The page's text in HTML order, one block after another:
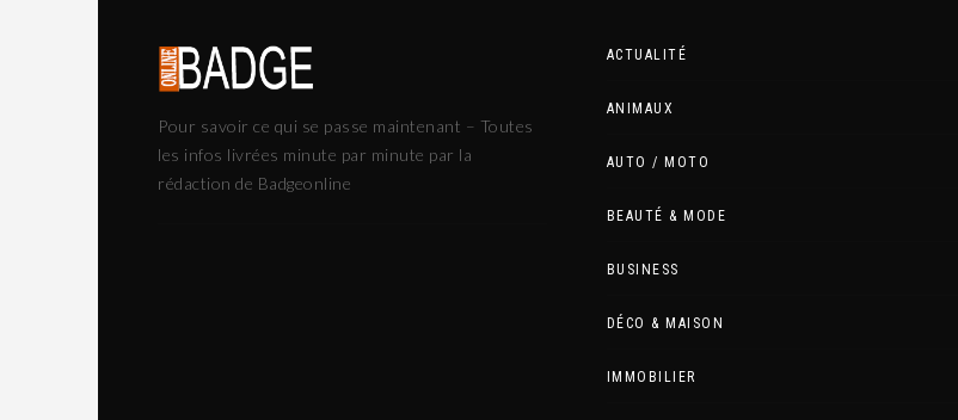
Pour savoir ce qui se passe maintenant – Toutes
les infos livrées minute par minute par la
rédaction de Badgeonline
ACTUALITÉ
ANIMAUX
AUTO / MOTO
BEAUTÉ & MODE
BUSINESS
DÉCO & MAISON
IMMOBILIER